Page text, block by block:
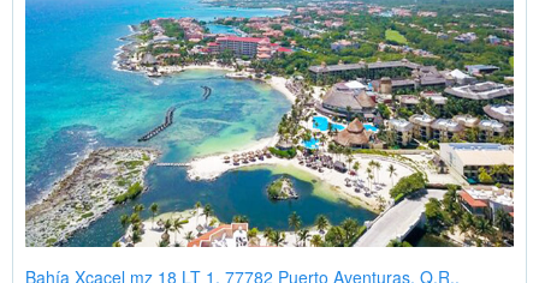
Bahía Xcacel mz 18 LT 1, 77782 Puerto Aventuras, Q.R.,